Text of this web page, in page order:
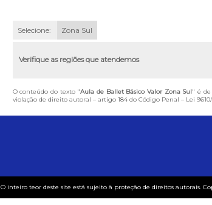
Selecione: Zona Sul
Verifique as regiões que atendemos
O conteúdo do texto "Aula de Ballet Básico Valor Zona Sul" é de
violação de direito autoral – artigo 184 do Código Penal – Lei
O inteiro teor deste site está sujeito à proteção de direitos autorais.